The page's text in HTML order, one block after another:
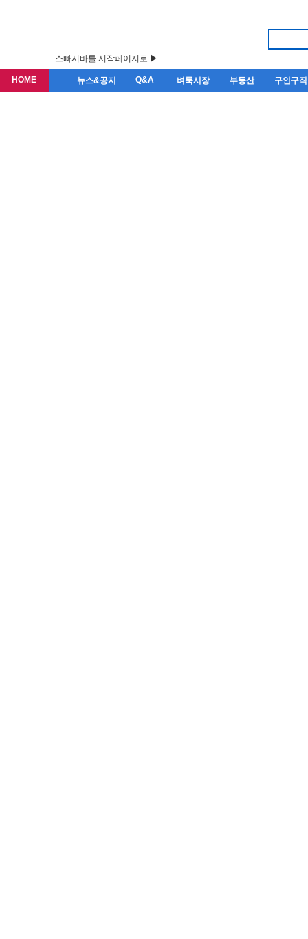
스빠시바를 시작페이지로 ▶
HOME 뉴스&공지 Q&A 벼룩시장 부동산 구인구직